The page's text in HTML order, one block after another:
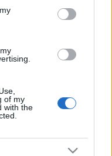
of my
with the
Horgas Eszter